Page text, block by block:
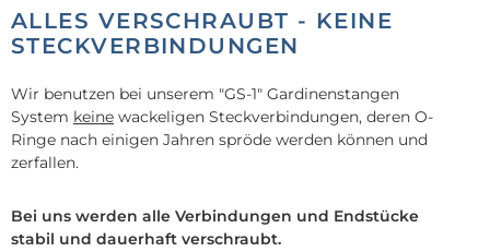
ALLES VERSCHRAUBT - KEINE
STECKVERBINDUNGEN
Wir benutzen bei unserem "GS-1" Gardinenstangen
System keine wackeligen Steckverbindungen, deren O-
Ringe nach einigen Jahren spröde werden können und
zerfallen.
Bei uns werden alle Verbindungen und Endstücke
stabil und dauerhaft verschraubt.